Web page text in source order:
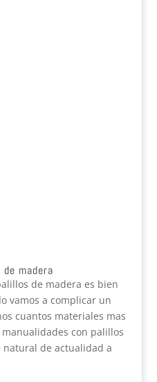
madera
de madera es bien
vamos a complicar un
cuantos materiales mas
con palillos
de actualidad a